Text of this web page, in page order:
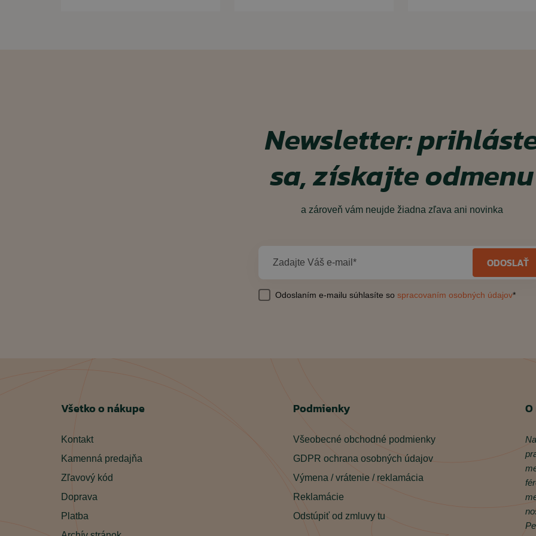
Newsletter:
sa, získajte odmenu
a zároveň vám neujde žiadna zľava ani novinka
Zadajte Váš e-mail* ODOSLAŤ
Odoslaním e-mailu súhlasíte so spracovaním osobných údajov*
Všetko o nákupe
Kontakt
Kamenná predajňa
Zľavový kód
Doprava
Platba
Podmienky
Všeobecné obchodné podmienky
GDPR ochrana osobných údajov
Výmena / vrátenie / reklamácia
Reklamácie
Odstúpiť od zmluvy tu